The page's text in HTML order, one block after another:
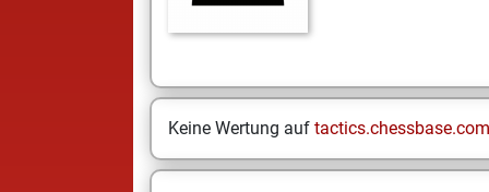
Keine Wertung auf tactics.chessbase.com